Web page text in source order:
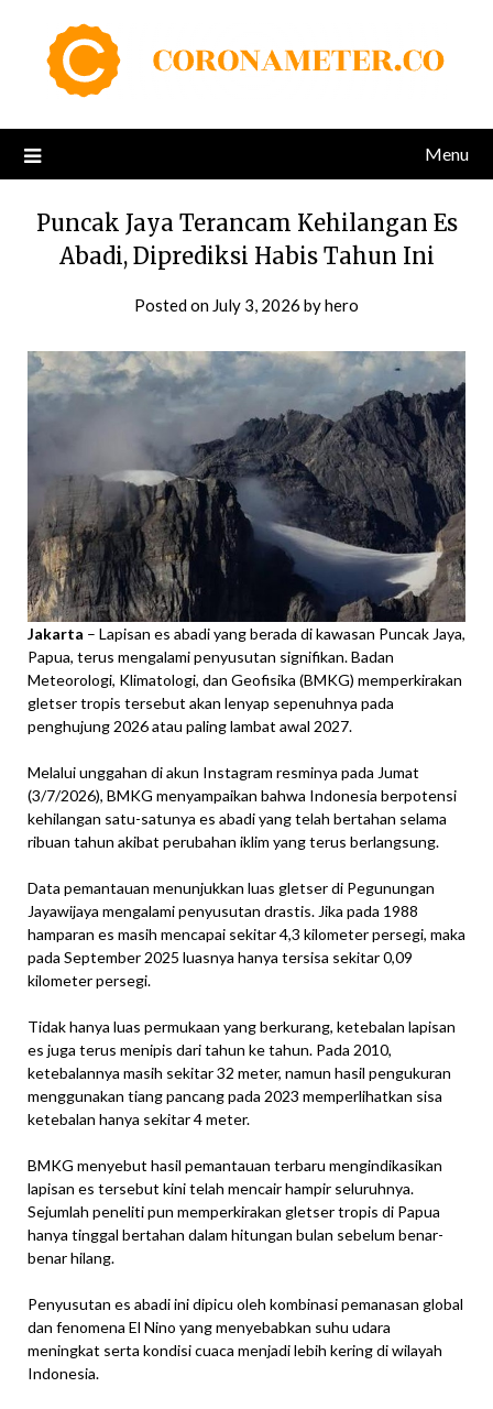
content
Menu
Puncak Jaya Terancam Kehilangan Es
Abadi, Diprediksi Habis Tahun Ini
Posted on July 3, 2026 byhero
Jakarta – Lapisan es abadi yang berada di kawasan Puncak Jaya,
Papua, terus mengalami penyusutan signifikan. Badan
Meteorologi, Klimatologi, dan Geofisika (BMKG) memperkirakan
gletser tropis tersebut akan lenyap sepenuhnya pada
penghujung 2026 atau paling lambat awal 2027.
Melalui unggahan di akun Instagram resminya pada Jumat
(3/7/2026), BMKG menyampaikan bahwa Indonesia berpotensi
kehilangan satu-satunya es abadi yang telah bertahan selama
ribuan tahun akibat perubahan iklim yang terus berlangsung.
Data pemantauan menunjukkan luas gletser di Pegunungan
Jayawijaya mengalami penyusutan drastis. Jika pada 1988
hamparan es masih mencapai sekitar 4,3 kilometer persegi, maka
pada September 2025 luasnya hanya tersisa sekitar 0,09
kilometer persegi.
Tidak hanya luas permukaan yang berkurang, ketebalan lapisan
es juga terus menipis dari tahun ke tahun. Pada 2010,
ketebalannya masih sekitar 32 meter, namun hasil pengukuran
menggunakan tiang pancang pada 2023 memperlihatkan sisa
ketebalan hanya sekitar 4 meter.
BMKG menyebut hasil pemantauan terbaru mengindikasikan
lapisan es tersebut kini telah mencair hampir seluruhnya.
Sejumlah peneliti pun memperkirakan gletser tropis di Papua
hanya tinggal bertahan dalam hitungan bulan sebelum benar-
benar hilang.
Penyusutan es abadi ini dipicu oleh kombinasi pemanasan global
dan fenomena El Nino yang menyebabkan suhu udara
meningkat serta kondisi cuaca menjadi lebih kering di wilayah
Indonesia.